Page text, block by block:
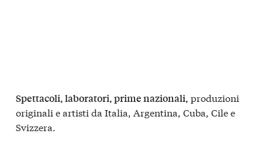
Spettacoli, laboratori, prime nazionali, produzioni
originali e artisti da Italia, Argentina, Cuba, Cile e
Svizzera.